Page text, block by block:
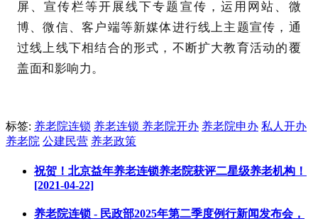
屏、宣传栏等开展线下专题宣传，运用网站、微
博、微信、客户端等新媒体进行线上主题宣传，通
过线上线下相结合的形式，不断扩大教育活动的覆
盖面和影响力。
标签: 养老院连锁 养老连锁 养老院开办 养老院申办 私人开办
养老院 公建民营 养老政策
祝贺！北京益年养老连锁养老院获评二星级养老机构！
[2021-04-22]
养老院连锁 - 民政部2025年第二季度例行新闻发布会，